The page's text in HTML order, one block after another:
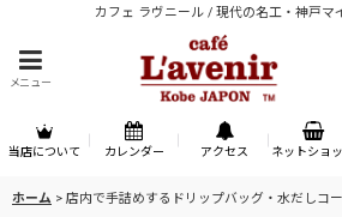
カフェ ラヴニール / 現代の名工・神戸マ
メニュー
当店について カレンダー アクセス ネットショ
ホーム > 店内で手詰めするドリップバッグ・水だしコ